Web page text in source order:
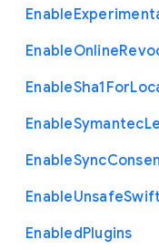
Enable
EnableOnline
EnableSha1 For
EnableSymantec
EnableSync
EnableUnsafe
EnabledPlugins